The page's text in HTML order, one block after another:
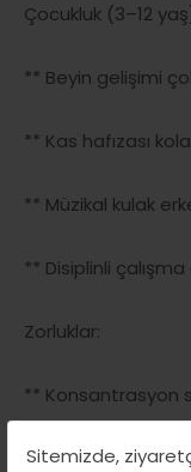
Sitemizde,
Çocukluk (3–12
** Beyin gelişimi
** Kas hafızası
** Müzikal kulak
** Disiplinli çalışma
Zorluklar:
** Konsantrasyon
** Sabır